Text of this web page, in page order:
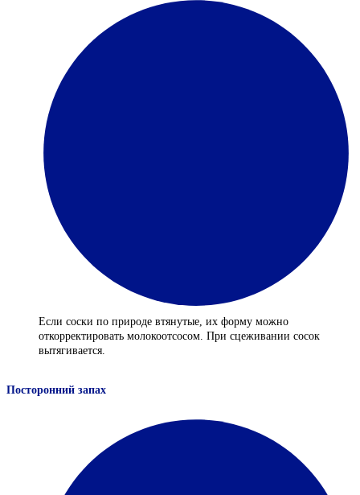
Если соски по природе втянутые, их форму можно
откорректировать молокоотсосом. При сцеживании сосок
вытягивается.
Посторонний запах